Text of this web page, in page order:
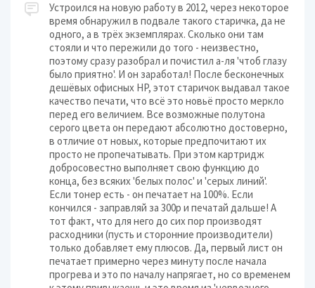
Устроился на новую работу в 2012, через некоторое
время обнаружил в подвале такого старичка, да не
одного, а в трёх экземплярах. Сколько они там
стояли и что пережили до того - неизвестно,
поэтому сразу разобрал и почистил а-ля 'чтоб глазу
было приятно'. И он заработал! После бесконечных
дешёвых офисных HP, этот старичок выдавал такое
качество печати, что всё это новьё просто меркло
перед его величием. Все возможные полутона
серого цвета он передают абсолютно достоверно,
в отличие от новых, которые предпочитают их
просто не пропечатывать. При этом картридж
добросовестно выполняет свою функцию до
конца, без всяких 'белых полос' и 'серых линий'.
Если тонер есть - он печатает на 100%. Если
кончился - заправляй за 300р и печатай дальше! А
тот факт, что для него до сих пор производят
расходники (пусть и сторонние производители)
только добавляет ему плюсов. Да, первый лист он
печатает примерно через минуту после начала
прогрева и это по началу напрягает, но со временем